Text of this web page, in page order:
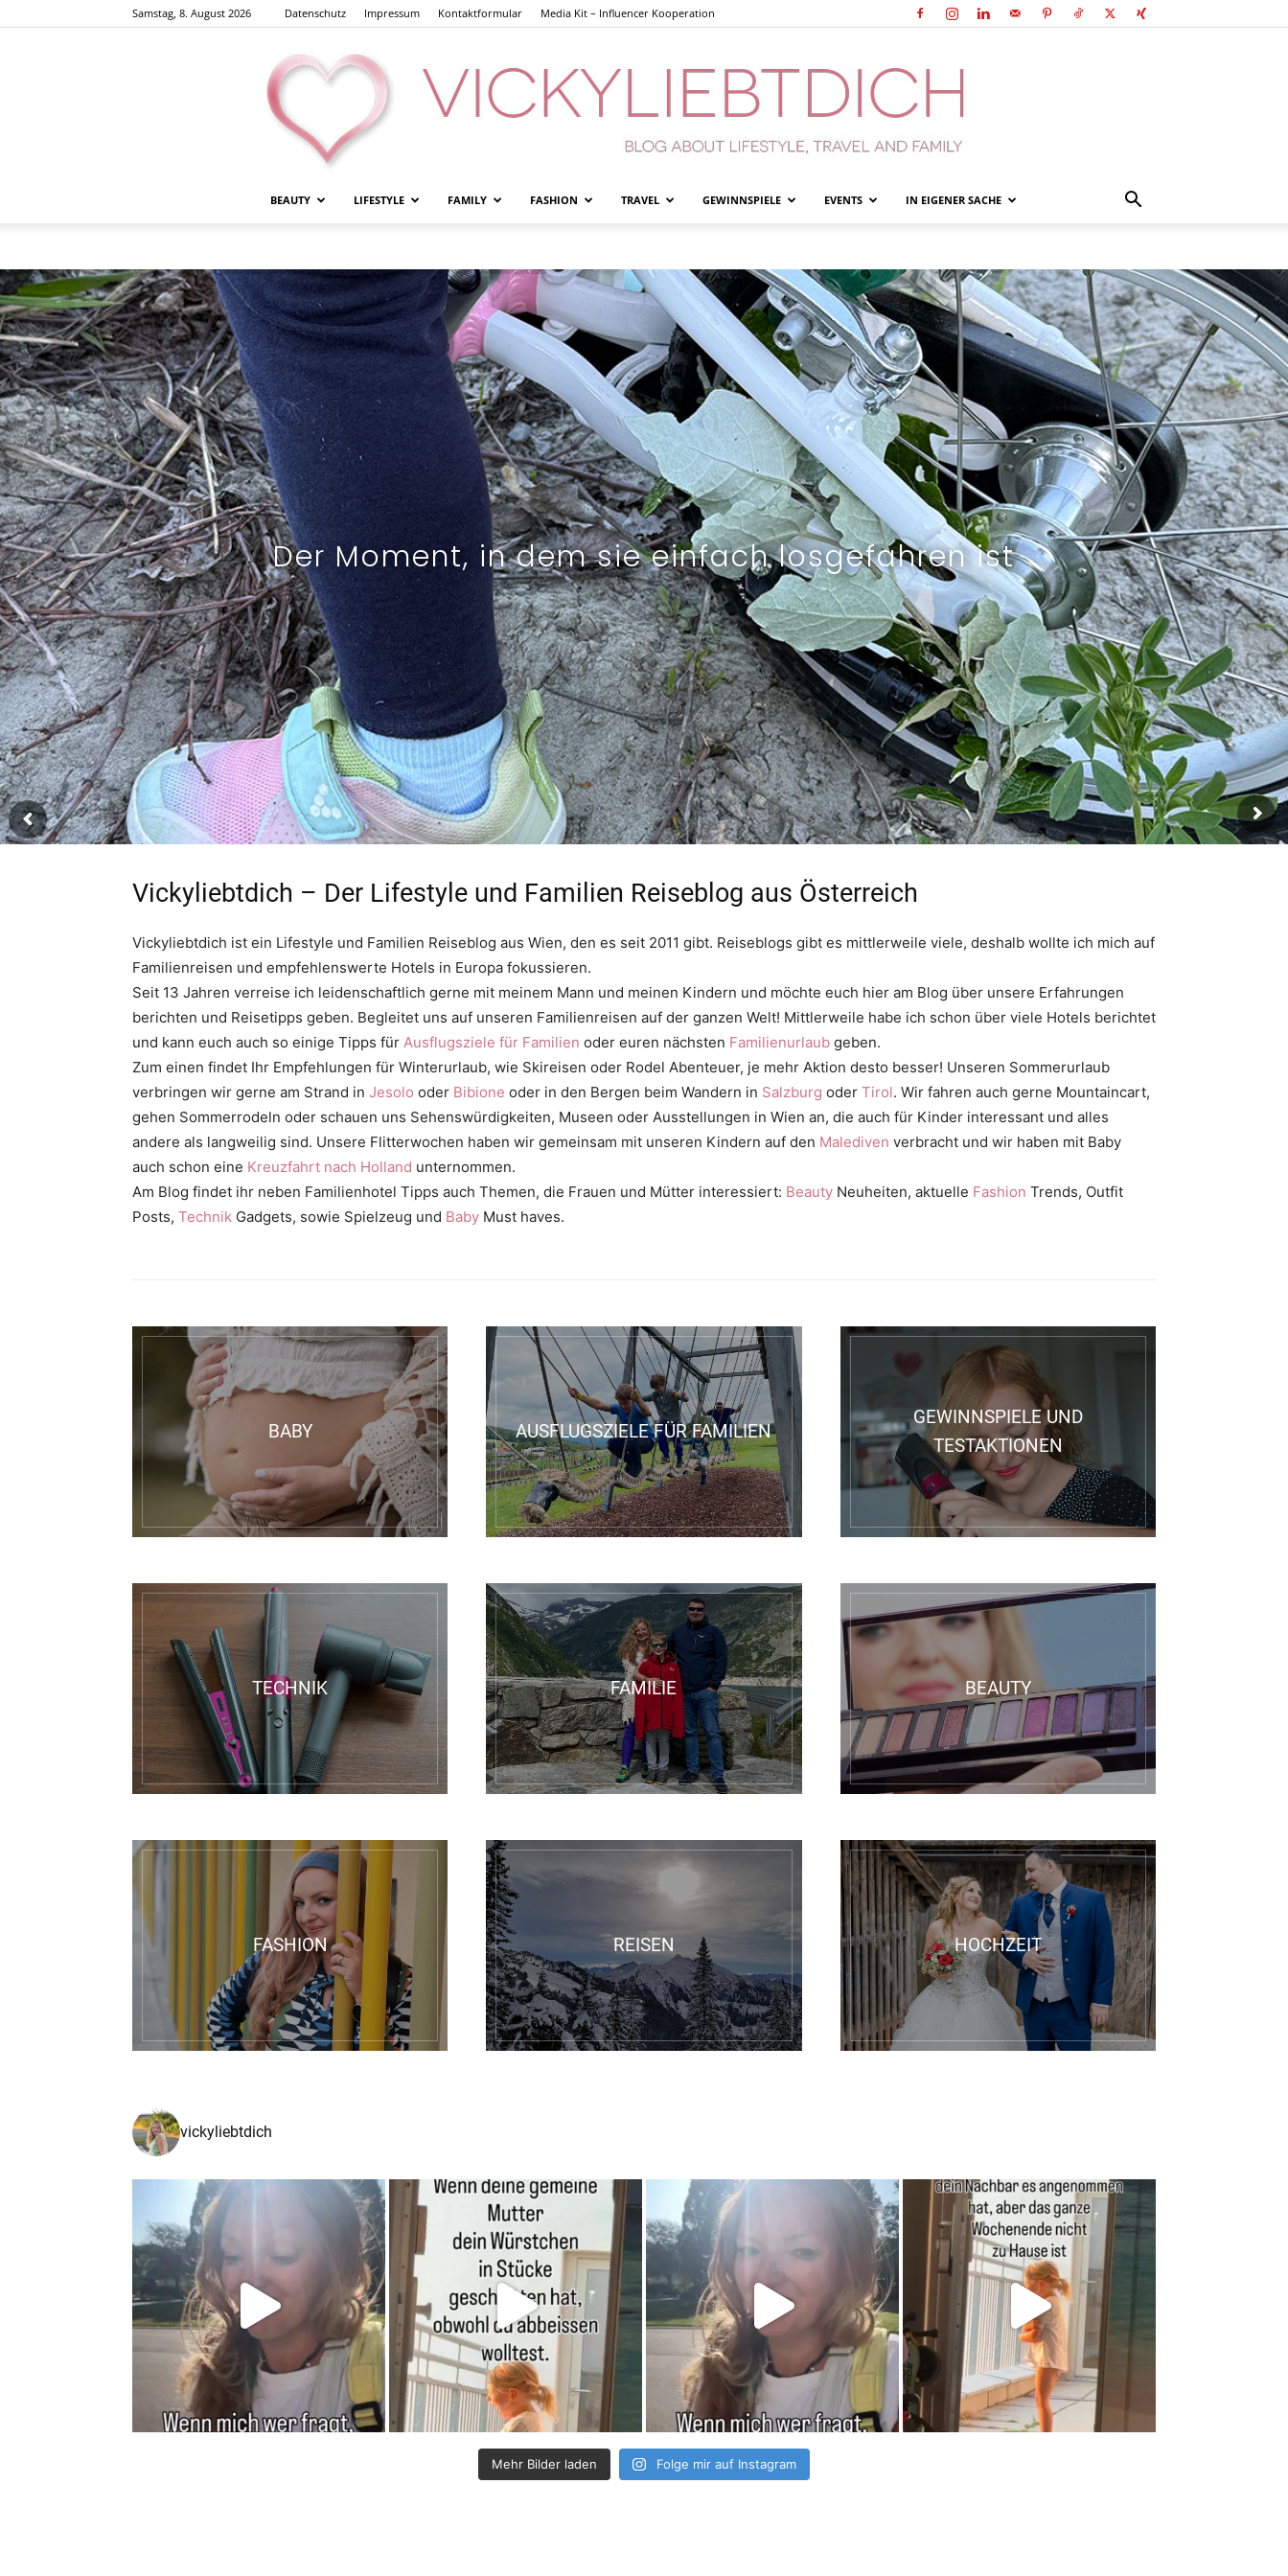
Samstag, 8. August 2026 Datenschutz Impressum Kontaktformular Media Kit – Influencer Kooperation
BEAUTY LIFESTYLE FAMILY FASHION TRAVEL GEWINNSPIELE EVENTS IN EIGENER SACHE
Der Moment, in dem sie einfach losgefahren ist
Vickyliebtdich – Der Lifestyle und Familien Reiseblog aus Österreich
Vickyliebtdich ist ein Lifestyle und Familien Reiseblog aus Wien, den es seit 2011 gibt. Reiseblogs gibt es mittlerweile viele, deshalb wollte ich mich auf
Familienreisen und empfehlenswerte Hotels in Europa fokussieren.
Seit 13 Jahren verreise ich leidenschaftlich gerne mit meinem Mann und meinen Kindern und möchte euch hier am Blog über unsere Erfahrungen
berichten und Reisetipps geben. Begleitet uns auf unseren Familienreisen auf der ganzen Welt! Mittlerweile habe ich schon über viele Hotels berichtet
und kann euch auch so einige Tipps für Ausflugsziele für Familien oder euren nächsten Familienurlaub geben.
Zum einen findet Ihr Empfehlungen für Winterurlaub, wie Skireisen oder Rodel Abenteuer, je mehr Aktion desto besser! Unseren Sommerurlaub
verbringen wir gerne am Strand in Jesolo oder Bibione oder in den Bergen beim Wandern in Salzburg oder Tirol. Wir fahren auch gerne Mountaincart,
gehen Sommerrodeln oder schauen uns Sehenswürdigkeiten, Museen oder Ausstellungen in Wien an, die auch für Kinder interessant und alles
andere als langweilig sind. Unsere Flitterwochen haben wir gemeinsam mit unseren Kindern auf den Malediven verbracht und wir haben mit Baby
auch schon eine Kreuzfahrt nach Holland unternommen.
Am Blog findet ihr neben Familienhotel Tipps auch Themen, die Frauen und Mütter interessiert: Beauty Neuheiten, aktuelle Fashion Trends, Outfit
Posts, Technik Gadgets, sowie Spielzeug und Baby Must haves.
BABY AUSFLUGSZIELE FÜR FAMILIEN
GEWINNSPIELE UND
TESTAKTIONEN
TECHNIK FAMILIE BEAUTY
FASHION REISEN HOCHZEIT
vickyliebtdich
Mehr Bilder laden Folge mir auf Instagram